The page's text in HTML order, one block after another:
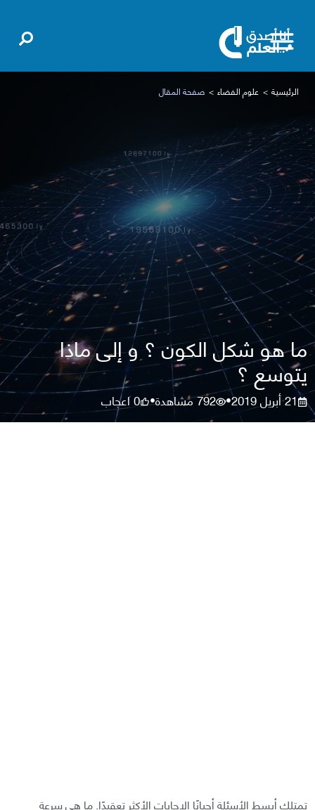
الرئيسية علوم الفضاء صفحة المقال
ما هو شكل الكون ؟ و إلى ماذا
يتوسع ؟
21 أبريل 2019 •
792مشاهدة•
0اعجاب
تمتلك أبسط الأسئلة أحيانًا الإجابات الأكثر تعقيدًا. ما هي سرعة